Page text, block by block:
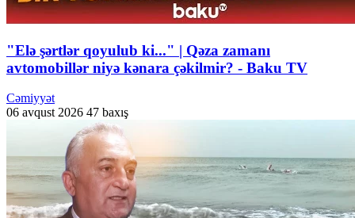
"Elə şərtlər qoyulub ki..." | Qəza zamanı
avtomobillər niyə kənara çəkilmir? - Baku TV
Cəmiyyət
06 avqust 2026 47 baxış